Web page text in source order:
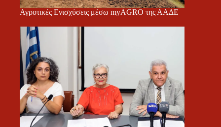
Αγροτικές Ενισχύσεις μέσω myAGRO της ΑΑΔΕ